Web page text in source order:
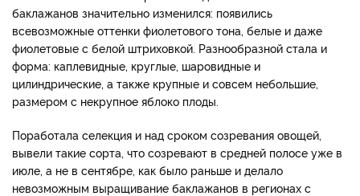
баклажанов значительно изменился: появились
всевозможные оттенки фиолетового тона, белые и даже
фиолетовые с белой штриховкой. Разнообразной стала и
форма: каплевидные, круглые, шаровидные и
цилиндрические, а также крупные и совсем небольшие,
размером с некрупное яблоко плоды.
Поработала селекция и над сроком созревания овощей,
вывели такие сорта, что созревают в средней полосе уже в
июле, а не в сентябре, как было раньше и делало
невозможным выращивание баклажанов в регионах с